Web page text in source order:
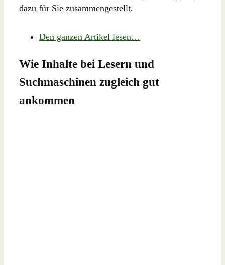
dazu für Sie zusammengestellt.
Den ganzen Artikel lesen…
Wie Inhalte bei Lesern und
Suchmaschinen zugleich gut
ankommen